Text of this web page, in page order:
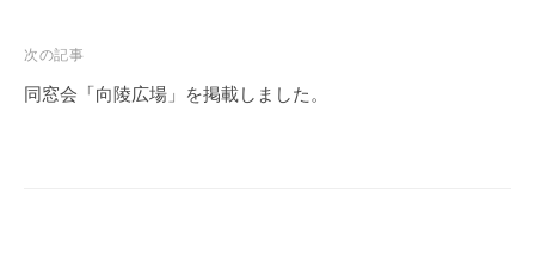
次の記事
同窓会「向陵広場」を掲載しました。